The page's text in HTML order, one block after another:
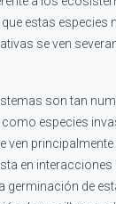
estas
se ven
son tan
especies
en
germinación de